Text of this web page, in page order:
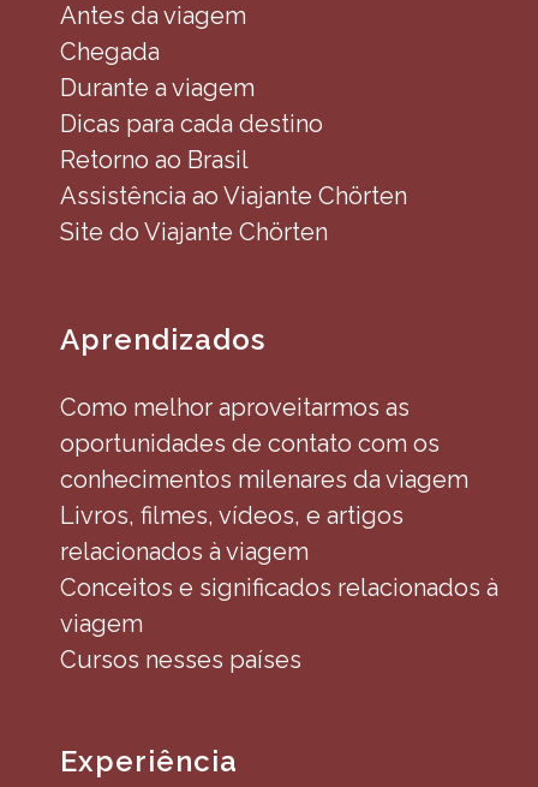
Antes da viagem
Chegada
Durante a viagem
Dicas para cada destino
Retorno ao Brasil
Assistência ao Viajante Chörten
Site do Viajante Chörten
Aprendizados
Como melhor aproveitarmos as
oportunidades de contato com os
conhecimentos milenares da viagem
Livros, filmes, vídeos, e artigos
relacionados à viagem
Conceitos e significados relacionados à
viagem
Cursos nesses países
Experiência